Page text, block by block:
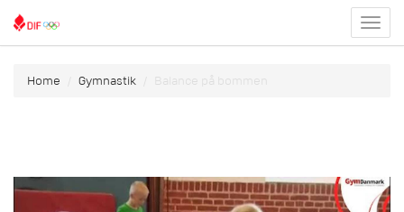
menu
Home Gymnastik Balance på bommen